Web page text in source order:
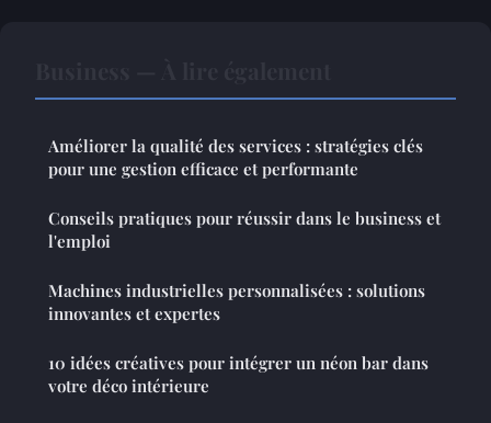
Améliorer la qualité des services : stratégies clés
pour une gestion efficace et performante
Conseils pratiques pour réussir dans le business et
l'emploi
Machines industrielles personnalisées : solutions
innovantes et expertes
10 idées créatives pour intégrer un néon bar dans
votre déco intérieure